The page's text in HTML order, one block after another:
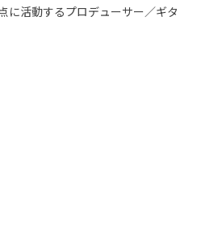
に活動するプロデューサー／ギタ